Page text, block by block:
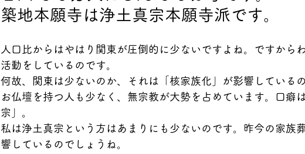
築地本願寺は浄土真宗本願寺派です。
人口比からはやはり関東が圧倒的に少ないですよね。ですから
活動をしているのです。
何故、関東は少ないのか、それは「核家族化」が影響している
お仏壇を持つ人も少なく、無宗教が大勢を占めています。口癖
宗」。
私は浄土真宗という方はあまりにも少ないのです。昨今の家族
響しているのでしょうね。